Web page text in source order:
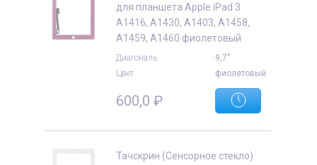
для планшета Apple iPad 3
A1416, A1430, A1403, A1458,
A1459, A1460 фиолетовый
Диагональ
9,7"
Цвет
фиолетовый
600,0 ₽
Тачскрин (Сенсорное стекло)